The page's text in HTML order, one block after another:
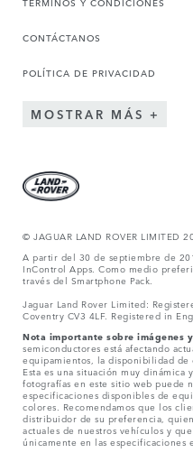
CONTÁCTANOS
POLÍTICA DE PRIVACIDAD
MOSTRAR MÁS
© JAGUAR LAND ROVER LIMITED
A partir del 30 de septiembre de
InControl Apps. Como medio
través del Smartphone Pack.
Jaguar Land Rover Limited:
Coventry CV3 4LF. Registered in
Nota importante sobre imágenes
semiconductores está afectando
equipamientos, la disponibilidad de
Esta es una situación muy
fotografías en este sitio web puede
especificaciones disponibles de
colores. Recomendamos que los
distribuidor de su preferencia,
actuales de nuestros vehículos y
únicamente en las especificaciones